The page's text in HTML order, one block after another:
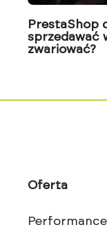
PrestaShop
sprzedawać
zwariować?
Oferta
Performance